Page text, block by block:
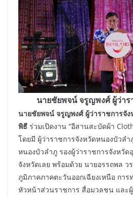
นายชัยพจน์ จรูญพงศ์ ผู้ว่าร
นายชัยพจน์ จรูญพงศ์ ผู้ว่าราชการจัง
พิธี ร่วมเปิดงาน “อีสานสะบัดผ้า
โดยมี ผู้ว่าราชการจังหวัดหนองบัวลำ
หนองบัวลำภู รองผู้ว่าราชการจังหวัด
จังหวัดเลย พร้อมด้วย นายอรรถพล ว
ภูมิภาคภาคตะวันออกเฉียงเหนือ การ
หัวหน้าส่วนราชการ สื่อมวลชน และ